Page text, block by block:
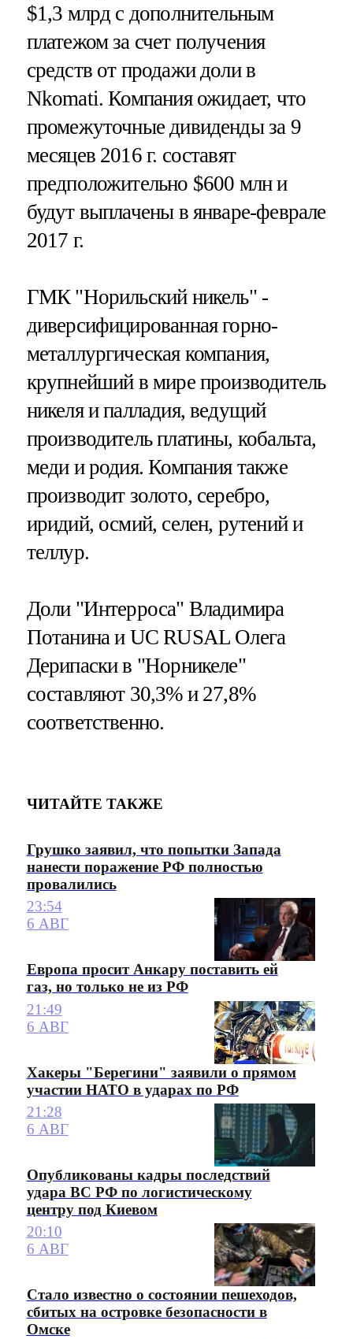
$1,3 млрд с дополнительным
платежом за счет получения
средств от продажи доли в
Nkomati. Компания ожидает, что
промежуточные дивиденды за 9
месяцев 2016 г. составят
предположительно $600 млн и
будут выплачены в январе-феврале
2017 г.
ГМК "Норильский никель" -
диверсифицированная горно-
металлургическая компания,
крупнейший в мире производитель
никеля и палладия, ведущий
производитель платины, кобальта,
меди и родия. Компания также
производит золото, серебро,
иридий, осмий, селен, рутений и
теллур.
Доли "Интерроса" Владимира
Потанина и UC RUSAL Олега
Дерипаски в "Норникеле"
составляют 30,3% и 27,8%
соответственно.
ЧИТАЙТЕ ТАКЖЕ
Грушко заявил, что попытки Запада
нанести поражение РФ полностью
провалились
23:54
6 АВГ
Европа просит Анкару поставить ей
газ, но только не из РФ
21:49
6 АВГ
Хакеры "Берегини" заявили о прямом
участии НАТО в ударах по РФ
21:28
6 АВГ
Опубликованы кадры последствий
удара ВС РФ по логистическому
центру под Киевом
20:10
6 АВГ
Стало известно о состоянии пешеходов,
сбитых на островке безопасности в
Омске